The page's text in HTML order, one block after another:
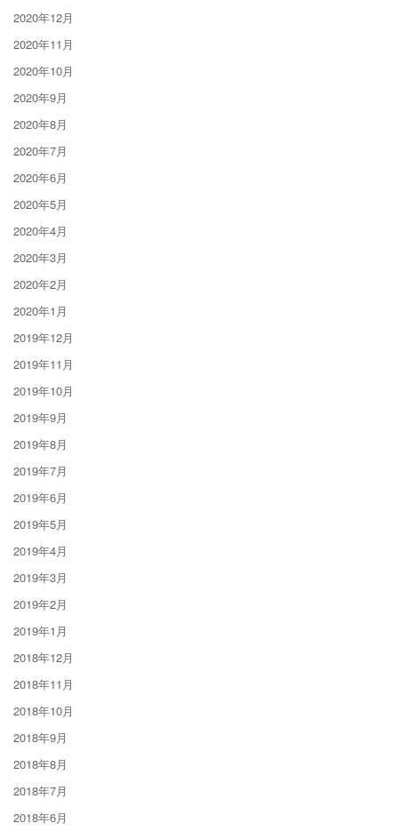
2020年12月
2020年11月
2020年10月
2020年9月
2020年8月
2020年7月
2020年6月
2020年5月
2020年4月
2020年3月
2020年2月
2020年1月
2019年12月
2019年11月
2019年10月
2019年9月
2019年8月
2019年7月
2019年6月
2019年5月
2019年4月
2019年3月
2019年2月
2019年1月
2018年12月
2018年11月
2018年10月
2018年9月
2018年8月
2018年7月
2018年6月